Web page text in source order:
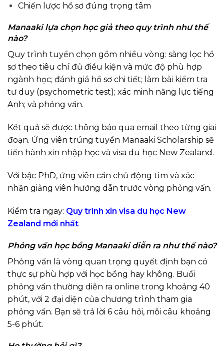
Chiến lược hồ sơ đúng trọng tâm
Manaaki lựa chọn học giả theo quy trình như thế
nào?
Quy trình tuyển chọn gồm nhiều vòng: sàng lọc hồ
sơ theo tiêu chí đủ điều kiện và mức độ phù hợp
ngành học; đánh giá hồ sơ chi tiết; làm bài kiểm tra
tư duy (psychometric test); xác minh năng lực tiếng
Anh; và phỏng vấn.
Kết quả sẽ được thông báo qua email theo từng giai
đoạn. Ứng viên trúng tuyển Manaaki Scholarship sẽ
tiến hành xin nhập học và visa du học New Zealand.
Với bậc PhD, ứng viên cần chủ động tìm và xác
nhận giảng viên hướng dẫn trước vòng phỏng vấn.
Kiểm tra ngay: Quy trình xin visa du học New
Zealand mới nhất
Phỏng vấn học bổng Manaaki diễn ra như thế nào?
Phỏng vấn là vòng quan trọng quyết định bạn có
thực sự phù hợp với học bổng hay không. Buổi
phỏng vấn thường diễn ra online trong khoảng 40
phút, với 2 đại diện của chương trình tham gia
phỏng vấn. Bạn sẽ trả lời 6 câu hỏi, mỗi câu khoảng
5-6 phút.